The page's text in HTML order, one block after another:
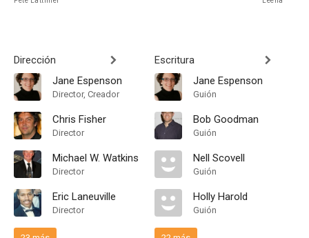
Dirección
Jane Espenson
Director, Creador
Chris Fisher
Director
Michael W. Watkins
Director
Eric Laneuville
Director
Escritura
Jane Espenson
Guión
Bob Goodman
Guión
Nell Scovell
Guión
Holly Harold
Guión